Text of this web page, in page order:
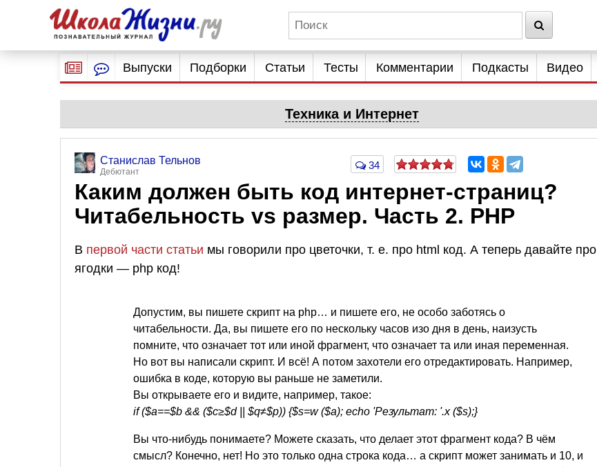
Выпуски Подборки Статьи Тесты Комментарии Подкасты Видео
Техника и Интернет
Станислав Тельнов
Дебютант
34
Каким должен быть код интернет-страниц?
Читабельность vs размер. Часть 2. PHP
В первой части статьи мы говорили про цветочки, т. е. про html код. А теперь давайте про
ягодки — php код!
Допустим, вы пишете скрипт на php… и пишете его, не особо заботясь о
читабельности. Да, вы пишете его по нескольку часов изо дня в день, наизусть
помните, что означает тот или иной фрагмент, что означает та или иная переменная.
Но вот вы написали скрипт. И всё! А потом захотели его отредактировать. Например,
ошибка в коде, которую вы раньше не заметили.
Вы открываете его и видите, например, такое:
if ($a==$b && ($c≥$d || $q≠$p)) {$s=w ($a); echo 'Результат: '.x ($s);}
Вы что-нибудь понимаете? Можете сказать, что делает этот фрагмент кода? В чём
смысл? Конечно, нет! Но это только одна строка кода… а скрипт может занимать и 10, и